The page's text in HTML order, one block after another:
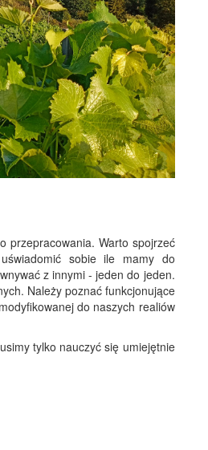
przepracowania. Warto spojrzeć
sobie ile mamy do
z innymi - jeden do jeden.
Należy poznać funkcjonujące
do naszych realiów
tylko nauczyć się umiejętnie